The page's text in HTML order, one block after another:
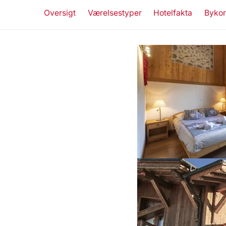
Oversigt Værelsestyper Hotelfakta